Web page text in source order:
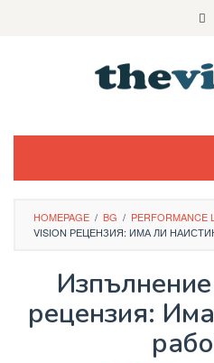
HOMEPAGE / BG / PERFORMANCE
VISION РЕЦЕНЗИЯ: ИМА ЛИ
рецензия: